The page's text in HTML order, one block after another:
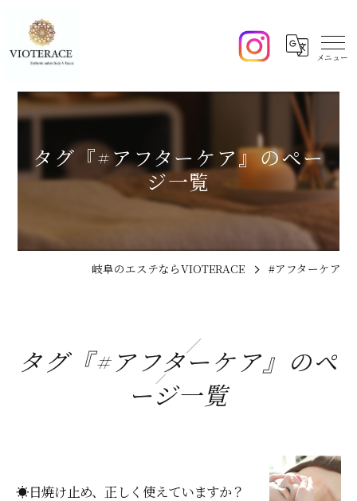
タグ『#アフターケア』のペー
ジ一覧
岐阜のエステならVIOTERACE #アフターケア
タグ『#アフターケア』のペ
ージ一覧
☀️日焼け止め、正しく使えていますか？